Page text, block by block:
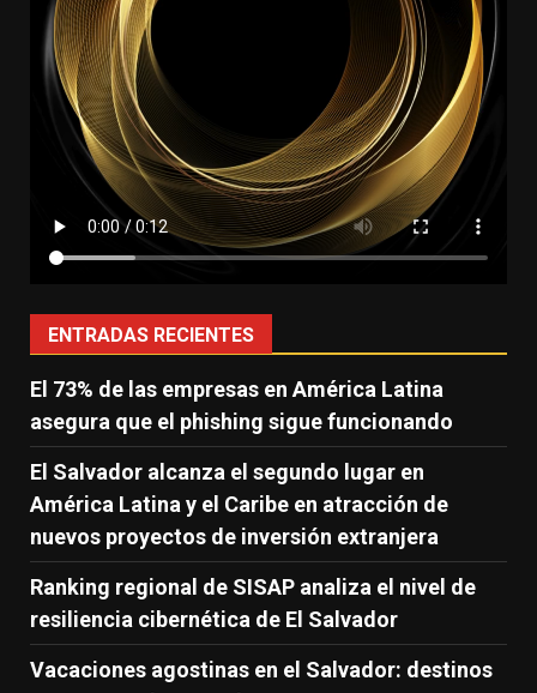
ENTRADAS RECIENTES
El 73% de las empresas en América Latina
asegura que el phishing sigue funcionando
El Salvador alcanza el segundo lugar en
América Latina y el Caribe en atracción de
nuevos proyectos de inversión extranjera
Ranking regional de SISAP analiza el nivel de
resiliencia cibernética de El Salvador
Vacaciones agostinas en el Salvador: destinos